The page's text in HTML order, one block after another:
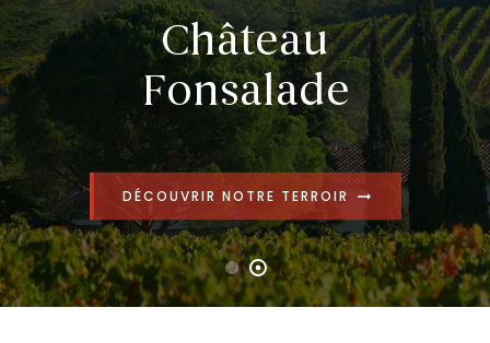
Château
Fonsalade
DÉCOUVRIR NOTRE TERROIR arrow_right_alt